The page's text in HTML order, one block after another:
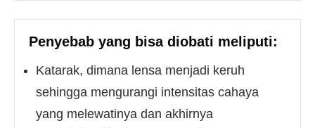
Penyebab yang bisa diobati meliputi:
Katarak, dimana lensa menjadi keruh
sehingga mengurangi intensitas cahaya
yang melewatinya dan akhirnya